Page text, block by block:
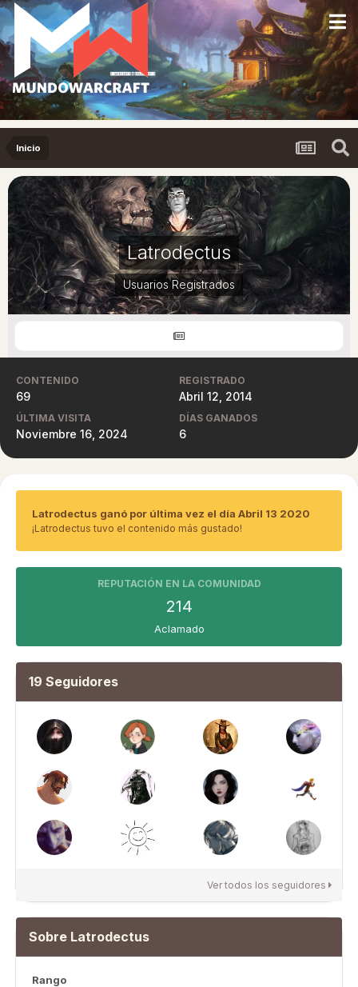
Inicio
Latrodectus
Usuarios Registrados
CONTENIDO
69
REGISTRADO
Abril 12, 2014
ÚLTIMA VISITA
Noviembre 16, 2024
DÍAS GANADOS
6
Latrodectus ganó por última vez el día Abril 13 2020
¡Latrodectus tuvo el contenido más gustado!
REPUTACIÓN EN LA COMUNIDAD
214
Aclamado
19 Seguidores
Ver todos los seguidores
Sobre Latrodectus
Rango